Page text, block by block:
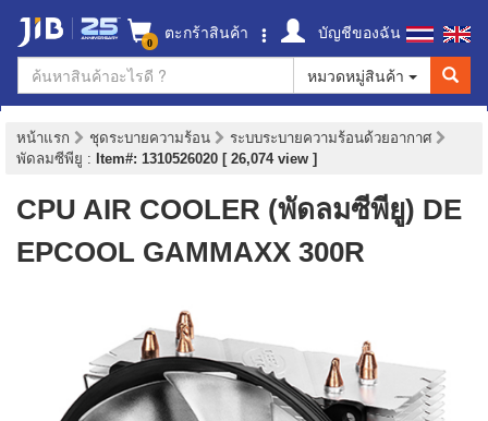
0 ตะกร้าสินค้า
บัญชีของฉัน
หมวดหมู่สินค้า
หน้าแรก ชุดระบายความร้อน
ระบบระบายความร้อนด้วยอากาศ
พัดลมซีพียู : Item#: 1310526020 [ 26,074 view ]
CPU AIR COOLER (พัดลมซีพียู) DE
EPCOOL GAMMAXX 300R